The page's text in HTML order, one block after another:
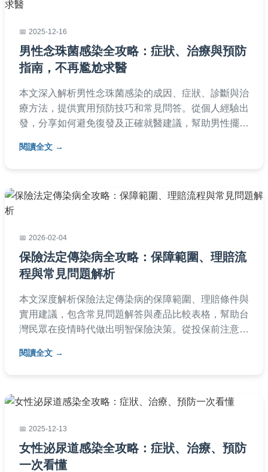
2025-12-16
男性念珠菌感染全攻略：症狀、治療與預防
指南，不再尷尬求醫
本文深入解析男性念珠菌感染的成因、症狀、診斷與治
療方法，提供實用預防技巧和常見問答。從個人經驗出
發，分享如何避免復發及正確就醫建議，幫助男性擺脫
適合所有關注私密健康的讀者參考。
閱讀全文
2026-02-04
保險法定傳染病全攻略：保障範圍、理賠流
程與常見問題解析
本文深度解析保險法定傳染病的保障範圍、理賠條件與
實用建議，包含常見問題解答與產品比較表格，幫助台
灣民眾在疫情時代做出明智保險決策。從投保前注意事
閱讀全文
2025-12-13
女性泌尿道感染全攻略：症狀、治療、預防
一次看懂